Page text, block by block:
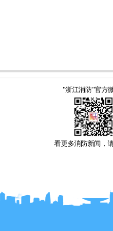
"浙江消防"官方
看更多消防新闻，